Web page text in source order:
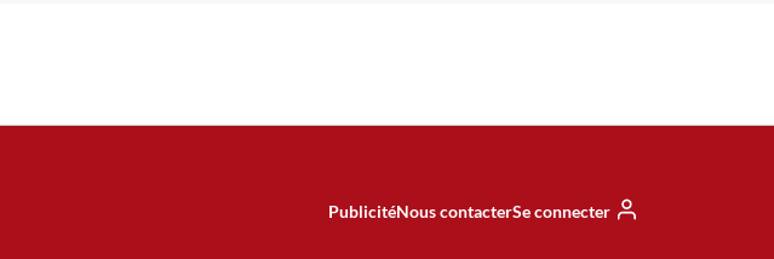
PublicitéNous contacterSe connecter